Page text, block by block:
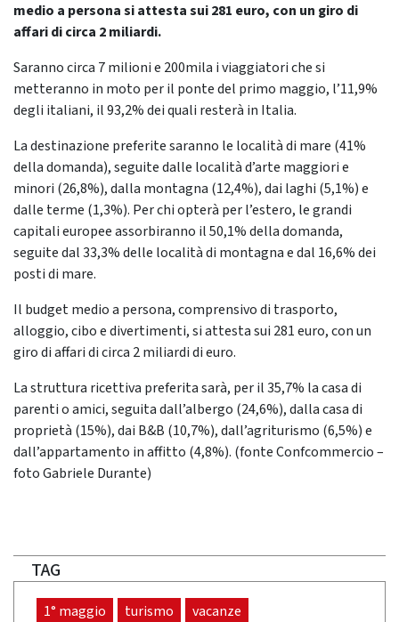
medio a persona si attesta sui 281 euro, con un giro di
affari di circa 2 miliardi.
Saranno circa 7 milioni e 200mila i viaggiatori che si
metteranno in moto per il ponte del primo maggio, l’11,9%
degli italiani, il 93,2% dei quali resterà in Italia.
La destinazione preferite saranno le località di mare (41%
della domanda), seguite dalle località d’arte maggiori e
minori (26,8%), dalla montagna (12,4%), dai laghi (5,1%) e
dalle terme (1,3%). Per chi opterà per l’estero, le grandi
capitali europee assorbiranno il 50,1% della domanda,
seguite dal 33,3% delle località di montagna e dal 16,6% dei
posti di mare.
Il budget medio a persona, comprensivo di trasporto,
alloggio, cibo e divertimenti, si attesta sui 281 euro, con un
giro di affari di circa 2 miliardi di euro.
La struttura ricettiva preferita sarà, per il 35,7% la casa di
parenti o amici, seguita dall’albergo (24,6%), dalla casa di
proprietà (15%), dai B&B (10,7%), dall’agriturismo (6,5%) e
dall’appartamento in affitto (4,8%). (fonte Confcommercio –
foto Gabriele Durante)
TAG
1° maggio turismo vacanze